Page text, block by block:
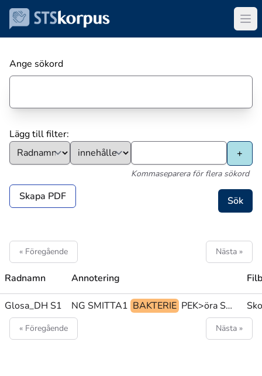
Ange sökord
Lägg till filter:
Kommaseparera för flera sökord
Skapa PDF
« Föregående Nästa »
Radnamn Annotering
Glosa_DH S1
PU@g OMGIVNING SMITTA1 BAKTERIE PEK>öra SÅR@b INUTI>öra
« Föregående Nästa »